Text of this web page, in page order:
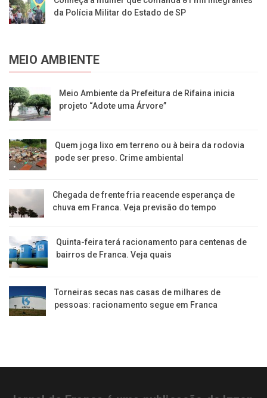
da Polícia Militar do Estado de SP
MEIO AMBIENTE
​Meio Ambiente da Prefeitura de Rifaina inicia
projeto “Adote uma Árvore”
​Quem joga lixo em terreno ou à beira da rodovia
pode ser preso. Crime ambiental
Chegada de frente fria reacende esperança de
chuva em Franca. Veja previsão do tempo
Quinta-feira terá racionamento para centenas de
bairros de Franca. Veja quais
Torneiras secas nas casas de milhares de
pessoas: racionamento segue em Franca